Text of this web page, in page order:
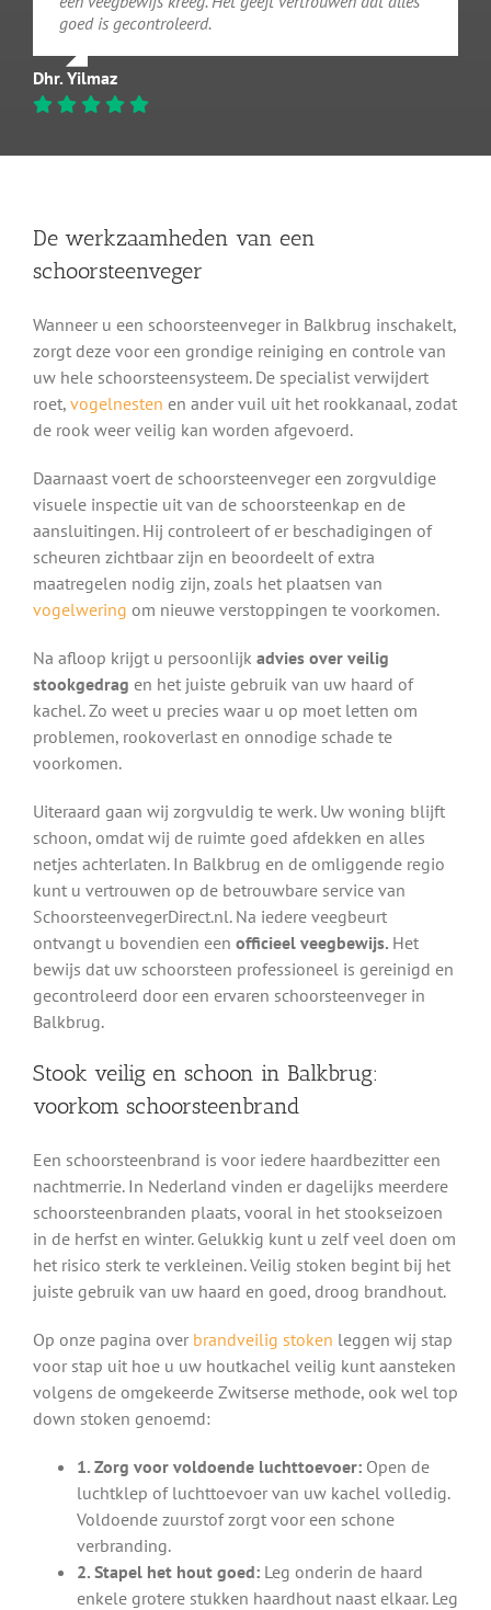
goed is gecontroleerd.
Dhr. Yilmaz
De werkzaamheden van een
schoorsteenveger
Wanneer u een schoorsteenveger in Balkbrug inschakelt,
zorgt deze voor een grondige reiniging en controle van
uw hele schoorsteensysteem. De specialist verwijdert
roet, vogelnesten en ander vuil uit het rookkanaal, zodat
de rook weer veilig kan worden afgevoerd.
Daarnaast voert de schoorsteenveger een zorgvuldige
visuele inspectie uit van de schoorsteenkap en de
aansluitingen. Hij controleert of er beschadigingen of
scheuren zichtbaar zijn en beoordeelt of extra
maatregelen nodig zijn, zoals het plaatsen van
vogelwering om nieuwe verstoppingen te voorkomen.
Na afloop krijgt u persoonlijk advies over veilig
stookgedrag en het juiste gebruik van uw haard of
kachel. Zo weet u precies waar u op moet letten om
problemen, rookoverlast en onnodige schade te
voorkomen.
Uiteraard gaan wij zorgvuldig te werk. Uw woning blijft
schoon, omdat wij de ruimte goed afdekken en alles
netjes achterlaten. In Balkbrug en de omliggende regio
kunt u vertrouwen op de betrouwbare service van
SchoorsteenvegerDirect.nl. Na iedere veegbeurt
ontvangt u bovendien een officieel veegbewijs. Het
bewijs dat uw schoorsteen professioneel is gereinigd en
gecontroleerd door een ervaren schoorsteenveger in
Balkbrug.
Stook veilig en schoon in Balkbrug:
voorkom schoorsteenbrand
Een schoorsteenbrand is voor iedere haardbezitter een
nachtmerrie. In Nederland vinden er dagelijks meerdere
schoorsteenbranden plaats, vooral in het stookseizoen
in de herfst en winter. Gelukkig kunt u zelf veel doen om
het risico sterk te verkleinen. Veilig stoken begint bij het
juiste gebruik van uw haard en goed, droog brandhout.
Op onze pagina over brandveilig stoken leggen wij stap
voor stap uit hoe u uw houtkachel veilig kunt aansteken
volgens de omgekeerde Zwitserse methode, ook wel top
down stoken genoemd:
1. Zorg voor voldoende luchttoevoer:Open de
luchtklep of luchttoevoer van uw kachel volledig.
Voldoende zuurstof zorgt voor een schone
verbranding.
2. Stapel het hout goed:Leg onderin de haard
enkele grotere stukken haardhout naast elkaar. Leg